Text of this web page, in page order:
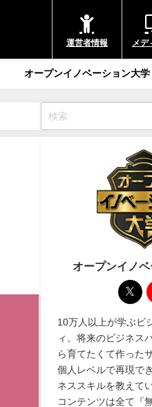
運営者情報 メデ
オープンイノベーション大学
オープンイノ
10万人以上が学ぶビ
ィ。将来のビジネス
ら育てたくて作った
個人レベルで再現で
ネススキルを教えて
コンテンツは全て『